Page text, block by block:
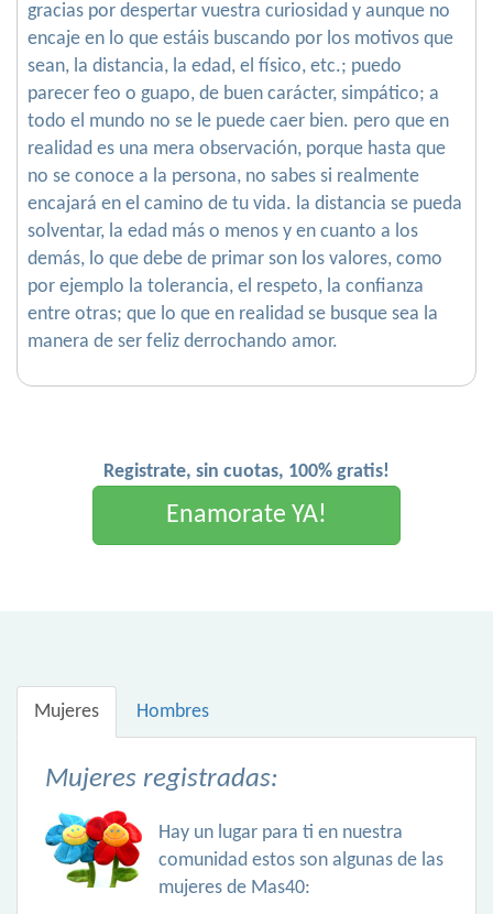
gracias por despertar vuestra curiosidad y aunque no
encaje en lo que estáis buscando por los motivos que
sean, la distancia, la edad, el físico, etc.; puedo
parecer feo o guapo, de buen carácter, simpático; a
todo el mundo no se le puede caer bien. pero que en
realidad es una mera observación, porque hasta que
no se conoce a la persona, no sabes si realmente
encajará en el camino de tu vida. la distancia se pueda
solventar, la edad más o menos y en cuanto a los
demás, lo que debe de primar son los valores, como
por ejemplo la tolerancia, el respeto, la confianza
entre otras; que lo que en realidad se busque sea la
manera de ser feliz derrochando amor.
Registrate, sin cuotas, 100% gratis!
Enamorate YA!
Mujeres Hombres
Mujeres registradas:
Hay un lugar para ti en nuestra
comunidad estos son algunas de las
mujeres de Mas40: